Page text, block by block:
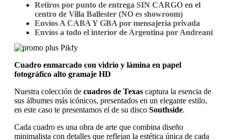
Retiros por punto de entrega SIN CARGO en el
centro de Villa Ballester (NO es showroom)
Envios A CABA Y GBA por mensajeria privada
Envíos a todo el interior de Argentina por Andreani
Cuadro enmarcado con vidrio y lámina en papel
fotográfico alto gramaje HD
Nuestra colección de cuadros de Texas captura la esencia de
sus álbumes más icónicos, presentados en un elegante estilo,
en este caso te presentamos el de su disco Southside.
Cada cuadro es una obra de arte que combina diseño
minimalista con detalles que reflejan la estética única de cada